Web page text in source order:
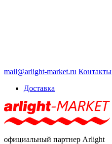
mail@arlight-market.ru Контакты
Доставка
официальный партнер Arlight